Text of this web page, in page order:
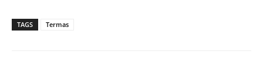
TAGS Termas